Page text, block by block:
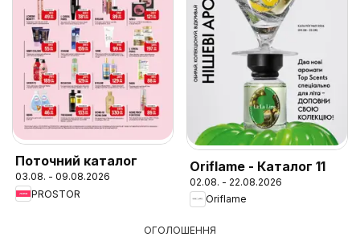
Поточний каталог
03.08. - 09.08.2026
PROSTOR
Oriflame - Каталог 11
02.08. - 22.08.2026
Oriflame
ОГОЛОШЕННЯ